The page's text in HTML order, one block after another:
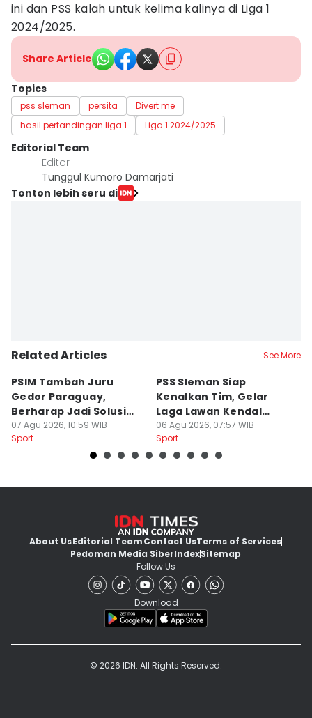
ini dan PSS kalah untuk kelima kalinya di Liga 1
2024/2025.
Share Article
Topics
pss sleman persita
Divert me
hasil pertandingan liga 1
Liga 1 2024/2025
Editorial Team
Editor
Tunggul Kumoro Damarjati
Tonton lebih seru di
Related Articles See More
PSIM Tambah Juru
Gedor Paraguay,
Berharap Jadi Solusi
Minimnya Pencetak Gol
07 Agu 2026, 10:59 WIB
Sport
PSS Sleman Siap
Kenalkan Tim, Gelar
Laga Lawan Kendal
Tornado FC
06 Agu 2026, 07:57 WIB
Sport
About UsEditorial TeamContact UsTerms of Services
Pedoman Media SiberIndexSitemap
Follow Us
Download
© 2026 IDN. All Rights Reserved.